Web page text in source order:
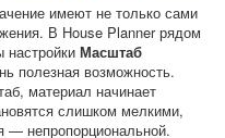
имеют не только сами
В House Planner рядом
Масштаб
полезная возможность.
материал начинает
слишком мелкими,
непропорциональной.